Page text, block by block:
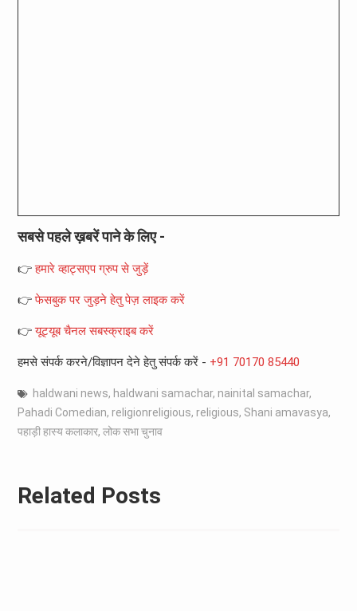
सबसे पहले ख़बरें पाने के लिए -
👉हमारे व्हाट्सएप ग्रुप से जुड़ें
👉फेसबुक पर जुड़ने हेतु पेज़ लाइक करें
👉यूट्यूब चैनल सबस्क्राइब करें
हमसे संपर्क करने/विज्ञापन देने हेतु संपर्क करें - +91 70170 85440
haldwani news, haldwani samachar, nainital samachar,
Pahadi Comedian, religionreligious, religious, Shani amavasya,
पहाड़ी हास्य कलाकार, लोक सभा चुनाव
Related Posts